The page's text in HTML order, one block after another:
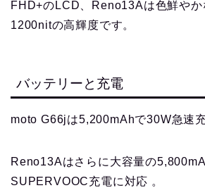
FHD+のLCD、Reno13Aは色鮮や
1200nitの高輝度です。
バッテリーと充電
moto G66jは5,200mAhで30W急速充
Reno13Aはさらに大容量の
SUPERVOOC充電に対応 。